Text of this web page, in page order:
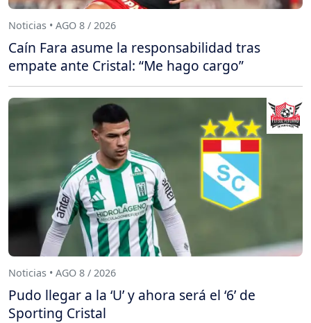
Noticias • AGO 8 / 2026
Caín Fara asume la responsabilidad tras
empate ante Cristal: “Me hago cargo”
Noticias • AGO 8 / 2026
Pudo llegar a la ‘U’ y ahora será el ‘6’ de
Sporting Cristal